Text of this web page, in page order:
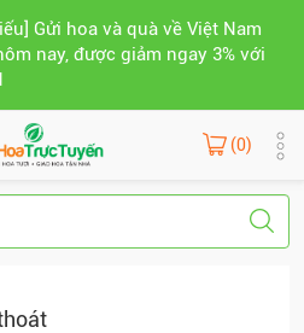
Gửi hoa và quà về Việt Nam
nay, được giảm ngay 3% với
(0)